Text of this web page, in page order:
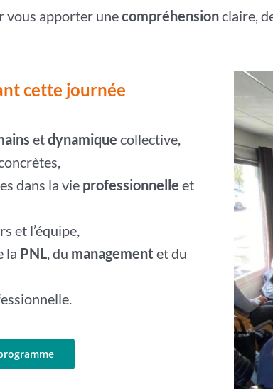
vous apporter unecompréhensionclaire,
cette journée
etdynamique collective,
dans la vie professionnelle et
et l’équipe,
la PNL, du management et du